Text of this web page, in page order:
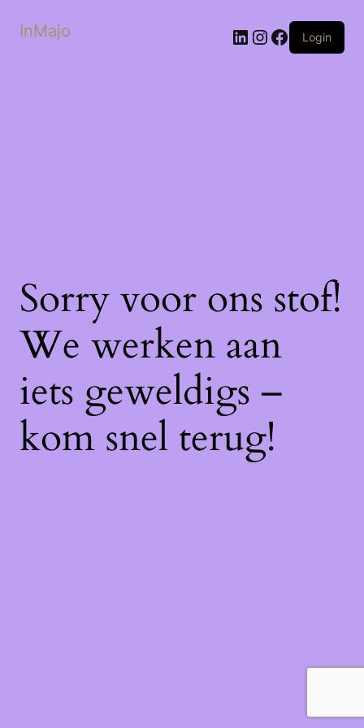
InMajo LinkedIn
Instagram
Facebook
Login
Sorry voor ons stof!
We werken aan
iets geweldigs –
kom snel terug!